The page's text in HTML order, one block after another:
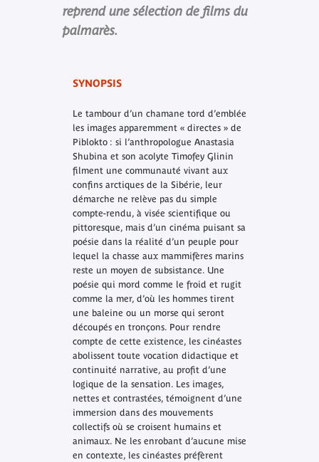
reprend une sélection de films du
palmarès.
SYNOPSIS
Le tambour d’un chamane tord d’emblée
les images apparemment « directes » de
Piblokto : si l’anthropologue Anastasia
Shubina et son acolyte Timofey Glinin
filment une communauté vivant aux
confins arctiques de la Sibérie, leur
démarche ne relève pas du simple
compte-rendu, à visée scientifique ou
pittoresque, mais d’un cinéma puisant sa
poésie dans la réalité d’un peuple pour
lequel la chasse aux mammifères marins
reste un moyen de subsistance. Une
poésie qui mord comme le froid et rugit
comme la mer, d’où les hommes tirent
une baleine ou un morse qui seront
découpés en tronçons. Pour rendre
compte de cette existence, les cinéastes
abolissent toute vocation didactique et
continuité narrative, au profit d’une
logique de la sensation. Les images,
nettes et contrastées, témoignent d’une
immersion dans des mouvements
collectifs où se croisent humains et
animaux. Ne les enrobant d’aucune mise
en contexte, les cinéastes préfèrent